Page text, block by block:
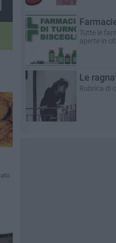
Tutte le
aperte in
Le
Rubrica di